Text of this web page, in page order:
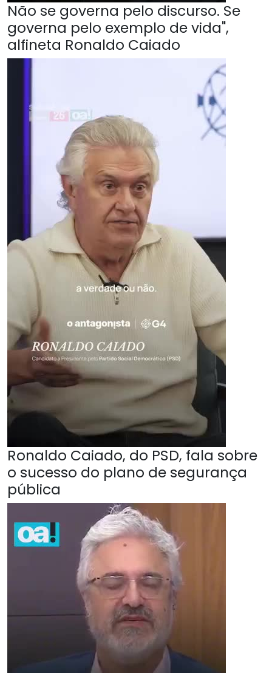
Não se governa pelo discurso. Se
governa pelo exemplo de vida",
alfineta Ronaldo Caiado
Ronaldo Caiado, do PSD, fala sobre
o sucesso do plano de segurança
pública